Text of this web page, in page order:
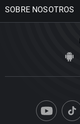
SOBRE NOSOTROS